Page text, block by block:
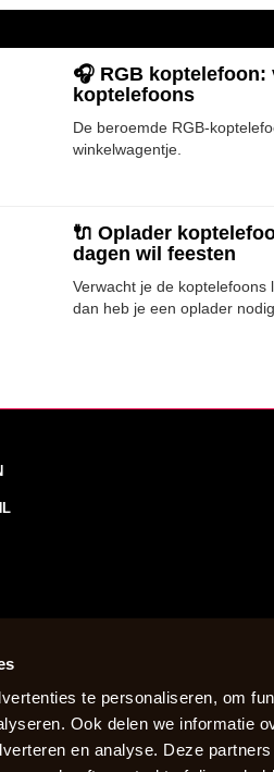
te personaliseren, om
Ook delen we informatie
en analyse. Deze
🎧 RGB koptelefoon:
koptelefoons
De beroemde RGB-
winkelwagentje.
🔌 Oplader
dagen wil feesten
Verwacht je de koptelefoons
dan heb je een oplader nodig.